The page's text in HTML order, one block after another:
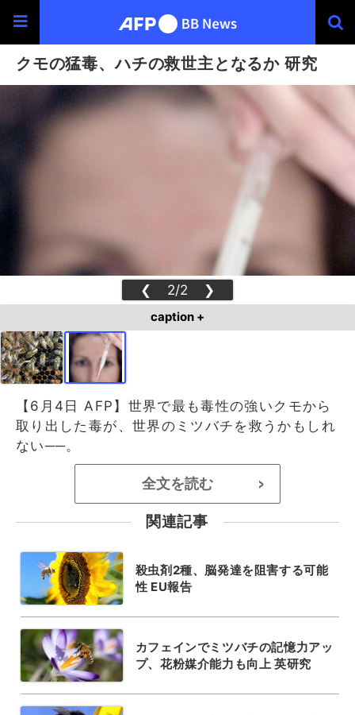
クモの猛毒、ハチの救世主となるか 研究
❮ 2/2 ❯
caption +
【6月4日 AFP】世界で最も毒性の強いクモから
取り出した毒が、世界のミツバチを救うかもしれ
ない──。
全文を読む >
関連記事
殺虫剤2種、脳発達を阻害する可能
性 EU報告
カフェインでミツバチの記憶力アッ
プ、花粉媒介能力も向上 英研究